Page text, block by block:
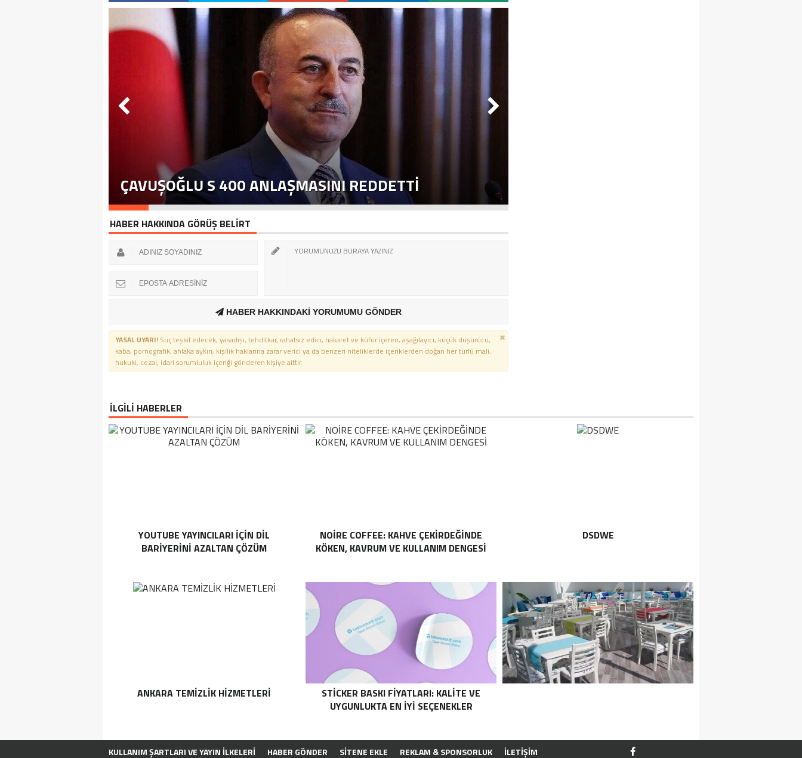
ÇAVUŞOĞLU S 400 ANLAŞMASINI REDDETTI
HABER HAKKINDA GÖRÜŞ BELİRT
HABER HAKKINDAKİ YORUMUMU GÖNDER
YASAL UYARI! Suç teşkil edecek, yasadışı, tehditkar, rahatsız edici, hakaret ve küfür içeren, aşağılayıcı, küçük düşürücü,
kaba, pornografik, ahlaka aykırı, kişilik haklarına zarar verici ya da benzeri niteliklerde içeriklerden doğan her türlü mali,
hukuki, cezai, idari sorumluluk içeriği gönderen kişiye aittir.
İLGİLİ HABERLER
YOUTUBE YAYINCILARI IÇIN DIL
BARIYERINI AZALTAN ÇÖZÜM
NOIRE COFFEE: KAHVE ÇEKIRDEĞINDE
KÖKEN, KAVRUM VE KULLANIM DENGESI
DSDWE
ANKARA TEMIZLIK HIZMETLERI
STICKER BASKI FIYATLARI: KALITE VE
UYGUNLUKTA EN İYI SEÇENEKLER
KULLANIM ŞARTLARI VE YAYIN İLKELERI HABER GÖNDER SİTENE EKLE REKLAM & SPONSORLUK İLETIŞIM